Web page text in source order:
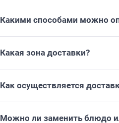
Какими способами можно
Какая зона доставки?
Как осуществляется
Можно ли заменить блюдо